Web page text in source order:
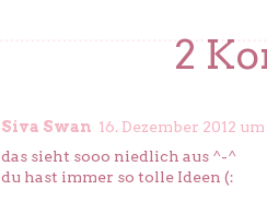
2
Siva Swan 16. Dezember 2012 um
das sieht sooo niedlich aus ^-^
du hast immer so tolle Ideen (: